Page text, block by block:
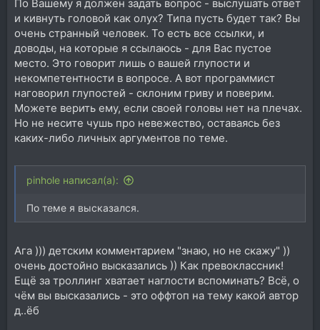
По Вашему я должен задать вопрос - выслушать ответ
и кивнуть головой как олух? Типа пусть будет так? Вы
очень странный человек. То есть все ссылки, и
доводы, на которые я ссылаюсь - для Вас пустое
место. Это говорит лишь о вашей глупости и
некомпетентности в вопросе. А вот программист
наговорил глупостей - склоним гриву и поверим.
Можете верить ему, если своей головы нет на плечах.
Но не несите чушь про невежество, оставаясь без
каких-либо личных аргументов по теме.
pinhole написал(а):
По теме я высказался.
Ага ))) детским комментарием "знаю, но не скажу" ))
очень достойно высказались )) Как превоклассник!
Ещё за троллинг хватает наглости вспоминать? Всё, о
чём вы высказались - это оффтоп на тему какой автор
д..ёб